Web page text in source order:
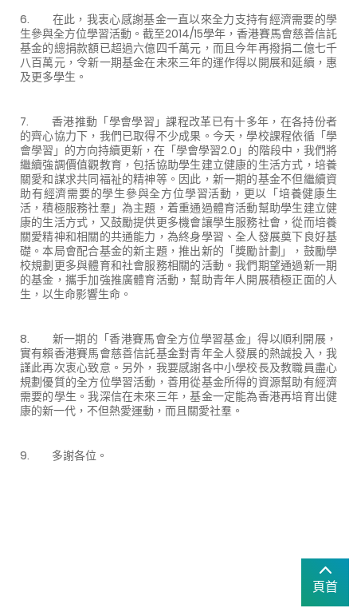
6. 在此，我衷心感謝基金一直以來全力支持有經濟需要的學
生參與全方位學習活動。截至2014/15學年，香港賽馬會慈善信託
基金的總捐款額已超過六億四千萬元，而且今年再撥捐二億七千
八百萬元，令新一期基金在未來三年的運作得以開展和延續，惠
及更多學生。
7. 香港推動「學會學習」課程改革已有十多年，在各持份者
的齊心協力下，我們已取得不少成果。今天，學校課程依循「學
會學習」的方向持續更新，在「學會學習2.0」的階段中，我們將
繼續強調價值觀教育，包括協助學生建立健康的生活方式，培養
關愛和謀求共同福祉的精神等。因此，新一期的基金不但繼續資
助有經濟需要的學生參與全方位學習活動，更以「培養健康生
活，積極服務社羣」為主題，着重通過體育活動幫助學生建立健
康的生活方式，又鼓勵提供更多機會讓學生服務社會，從而培養
關愛精神和相關的共通能力，為終身學習、全人發展奠下良好基
礎。本局會配合基金的新主題，推出新的「獎勵計劃」，鼓勵學
校規劃更多與體育和社會服務相關的活動。我們期望通過新一期
的基金，攜手加強推廣體育活動，幫助青年人開展積極正面的人
生，以生命影響生命。
8. 新一期的「香港賽馬會全方位學習基金」得以順利開展，
實有賴香港賽馬會慈善信託基金對青年全人發展的熱誠投入，我
謹此再次衷心致意。另外，我要感謝各中小學校長及教職員盡心
規劃優質的全方位學習活動，善用從基金所得的資源幫助有經濟
需要的學生。我深信在未來三年，基金一定能為香港再培育出健
康的新一代，不但熱愛運動，而且關愛社羣。
9. 多謝各位。
頁首